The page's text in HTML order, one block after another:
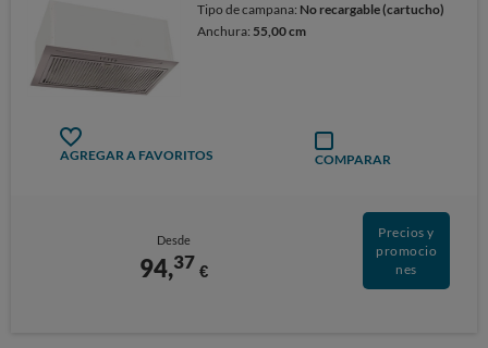
Tipo de campana: No recargable (cartucho)
Anchura: 55,00 cm
AGREGAR A FAVORITOS COMPARAR
Desde
94,37 €
Precios y
promocio
nes